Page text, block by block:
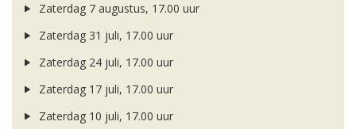
Zaterdag 7 augustus, 17.00 uur
Zaterdag 31 juli, 17.00 uur
Zaterdag 24 juli, 17.00 uur
Zaterdag 17 juli, 17.00 uur
Zaterdag 10 juli, 17.00 uur